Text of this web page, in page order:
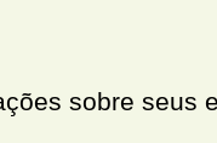
sobre seus